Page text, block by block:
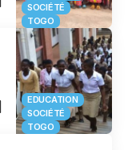
SOCIÉTÉ
TOGO
EDUCATION
SOCIÉTÉ
TOGO